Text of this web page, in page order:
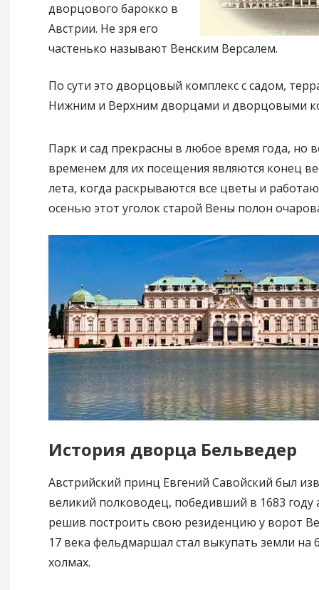
дворцового барокко в
Австрии. Не зря его
частенько называют Венским Версалем.
По сути это дворцовый комплекс с садом,
Нижним и Верхним дворцами и дворцовыми
Парк и сад прекрасны в любое время года, но
временем для их посещения являются конец
лета, когда раскрываются все цветы и
осенью этот уголок старой Вены полон
История дворца Бельведер
Австрийский принц Евгений Савойский был
великий полководец, победивший в 1683
решив построить свою резиденцию у ворот
17 века фельдмаршал стал выкупать земли на
холмах.